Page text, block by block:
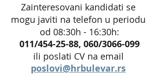
Zainteresovani kandidati se
mogu javiti na telefon u periodu
od 08:30h - 16:30h:
011/454-25-88, 060/3066-099
ili poslati CV na email
poslovi@hrbulevar.rs